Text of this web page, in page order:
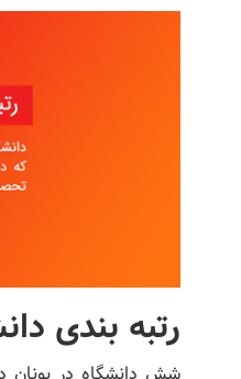
رتبه بندی